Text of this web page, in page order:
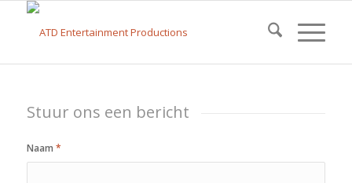
Stuur ons een bericht
Naam *